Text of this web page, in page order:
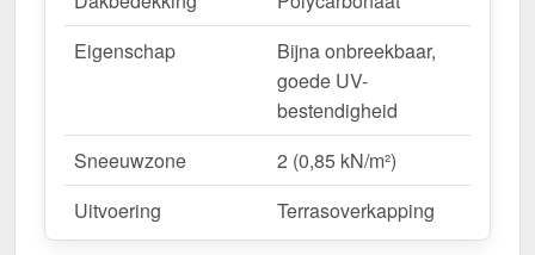
Eigenschap
Bijna onbreekbaar,
goede UV-
bestendigheid
Sneeuwzone
2 (0,85 kN/m²)
Uitvoering
Terrasoverkapping